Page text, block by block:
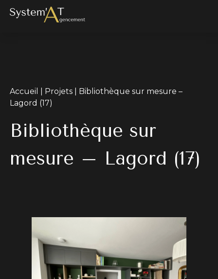
Accueil Projets
Bibliothèque sur mesure –
Lagord (17)
Bibliothèque sur
mesure – Lagord (17)